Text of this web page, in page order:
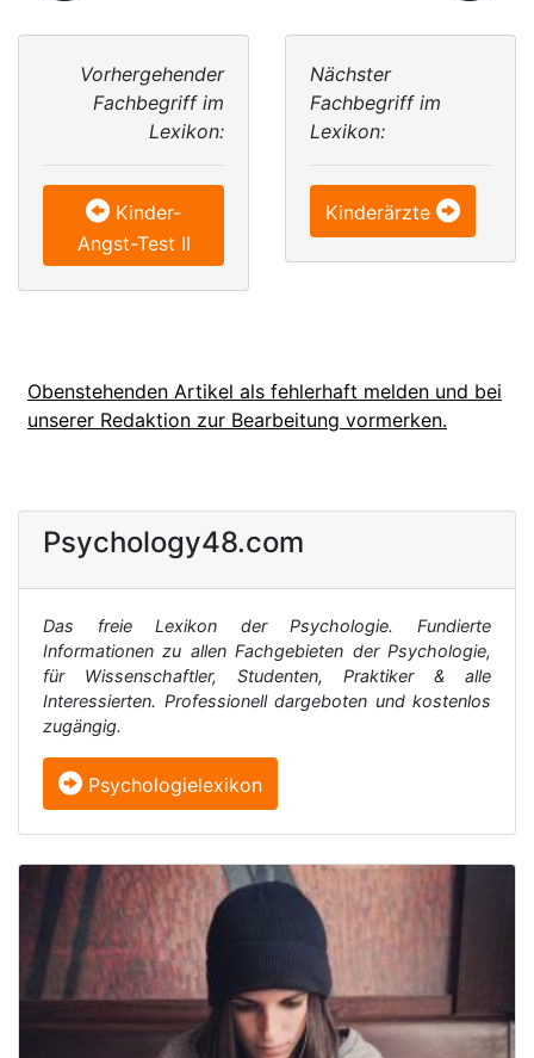
Vorhergehender
Fachbegriff im
Lexikon:
Kinder-
Angst-Test II
Nächster
Fachbegriff im
Lexikon:
Kinderärzte
Obenstehenden Artikel als fehlerhaft melden und bei
unserer Redaktion zur Bearbeitung vormerken.
Psychology48.com
Das freie Lexikon der Psychologie. Fundierte
Informationen zu allen Fachgebieten der Psychologie,
für Wissenschaftler, Studenten, Praktiker & alle
Interessierten. Professionell dargeboten und kostenlos
zugängig.
Psychologielexikon